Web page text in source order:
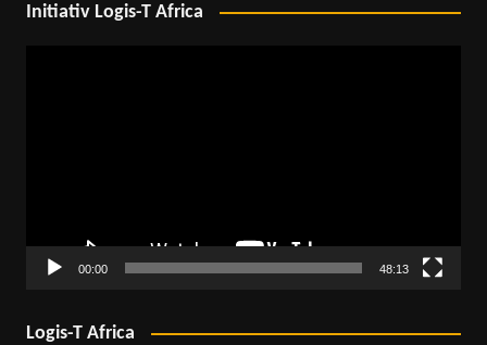
Initiativ Logis-T Africa
00:00 48:13
Logis-T Africa